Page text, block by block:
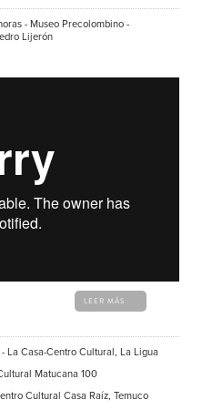
- Museo Precolombino -
Lijerón
LEER MÁS
La Casa-Centro Cultural, La Ligua
Matucana 100
Cultural Casa Raíz, Temuco